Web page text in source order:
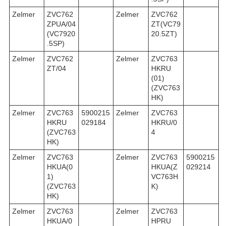
Zelmer
ZVC762
ZPUA/04
(VC7920
.5SP)
Zelmer
ZVC762
ZT(VC79
20.5ZT)
Zelmer
ZVC762
ZT/04
Zelmer
ZVC763
HKRU
(01)
(ZVC763
HK)
Zelmer
ZVC763
HKRU
(ZVC763
HK)
5900215
029184
Zelmer
ZVC763
HKRU/0
4
Zelmer
ZVC763
HKUA(0
1)
(ZVC763
HK)
Zelmer
ZVC763
HKUA(Z
VC763H
K)
5900215
029214
Zelmer
ZVC763
HKUA/0
Zelmer
ZVC763
HPRU